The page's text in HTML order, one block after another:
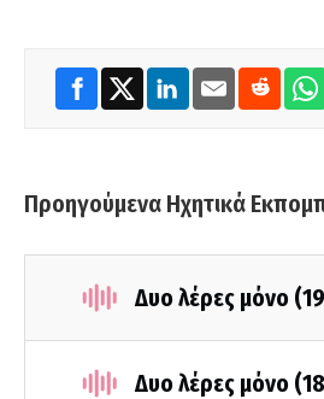
Προηγούμενα Ηχητικά
Δυο λέρες μόνο
Δυο λέρες μόνο